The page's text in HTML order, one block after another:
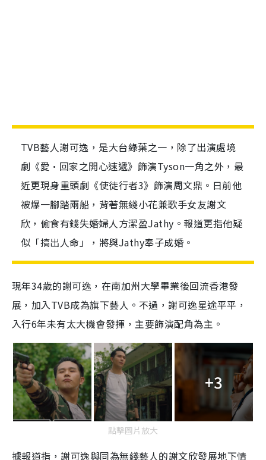
TVB藝人謝可逸，是大台綠葉之一，除了出演處境
劇《愛•回家之開心速遞》飾演Tyson一角之外，最
近更現身重頭劇《使徒行者3》飾演周文鼎。日前他
被爆一腳踏兩船，背著無綫小花兼歌手女友謝文
欣，偷食有錢失婚婦人方潔盈Jathy。報道更指他疑
似「搞出人命」，將與Jathy奉子成婚。
現年34歲的謝可逸，在南加州大學畢業後回流香港發
展，加入TVB成為旗下藝人。不過，謝可逸星途平平，
入行6年未有太大機會發揮，主要飾演配角為主。
+3
點擊圖片放大
據報道指，謝可逸與同為無綫藝人的謝文欣發展地下情